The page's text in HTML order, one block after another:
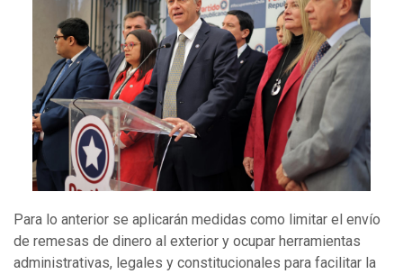
Para lo anterior se aplicarán medidas como limitar el envío
de remesas de dinero al exterior y ocupar herramientas
administrativas, legales y constitucionales para facilitar la